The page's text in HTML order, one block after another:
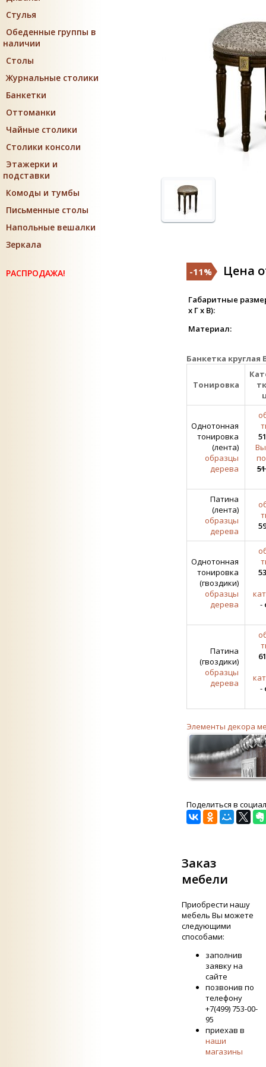
Стулья
Обеденные группы в
наличии
Столы
Журнальные столики
Банкетки
Оттоманки
Чайные столики
Столики консоли
Этажерки и
подставки
Комоды и тумбы
Письменные столы
Напольные вешалки
Зеркала
РАСПРОДАЖА! -11% Цена
Габаритные
х Г х В):
Материал:
Банкетка круглая
Тонировка
Однотонная
тонировка
(лента)
образцы
дерева
Патина
(лента)
образцы
дерева
Однотонная
тонировка
(гвоздики)
образцы
дерева
-
Патина
(гвоздики)
образцы
дерева
-
Элементы декора
Поделиться в
Заказ
мебели
Приобрести нашу
мебель Вы можете
следующими
способами:
заполнив
заявку на
сайте
позвонив по
телефону
+7(499) 753-00-
95
приехав в
наши
магазины